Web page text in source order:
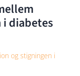
i diabetes
og stigningen i